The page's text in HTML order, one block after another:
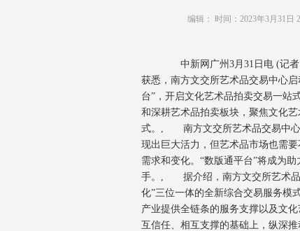
编辑： 时间：2023年3月31日
中新网广州3月31日电 (记者
获悉，南方文交所艺术品交易中心
台”，开启文化艺术品拍卖交易一
和深耕艺术品拍卖板块，聚焦文化
式。, 南方文交所艺术品交易中心
现出巨大活力，但艺术品市场也需
需求和变化。“数版通平台”将成为
手。, 据介绍，南方文交所艺术品
化”三位一体的全新综合交易服务模
产业提供全链条的服务支撑以及文
互信任、相互支撑的基础上，纵深